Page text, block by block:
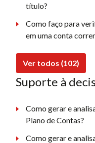
título?
Como faço para
em uma conta
Ver todos (102)
Suporte à
Como gerar e
Plano de Contas?
Como gerar e